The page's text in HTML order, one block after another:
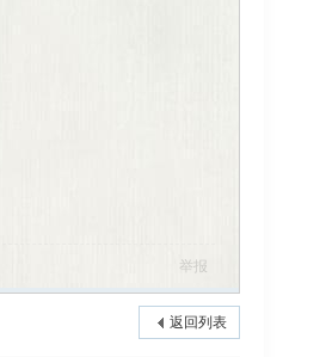
举报
返回列表